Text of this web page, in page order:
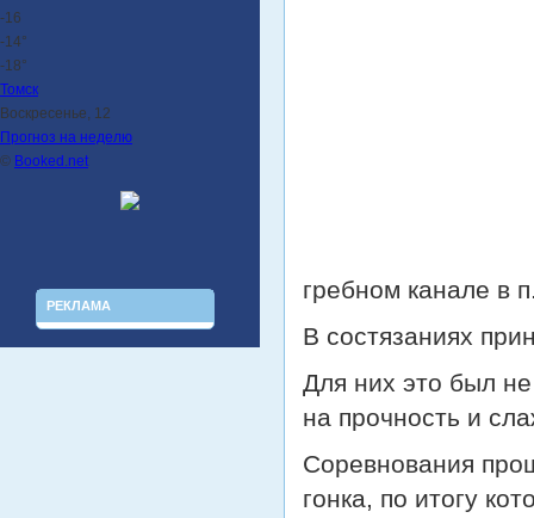
-16
-14°
-18°
Томск
Воскресенье, 12
Прогноз на неделю
© Booked.net
РЕКЛАМА
гребном канале в
В состязаниях
Для них это был
на прочность и
Соревнования
гонка, по итогу